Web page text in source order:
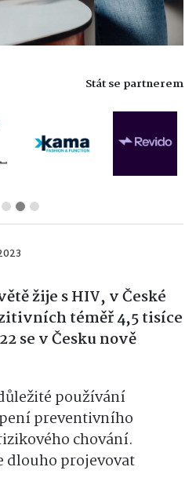
Stát se partnerem
žije s HIV, v České
téměř 4,5 tisíce
se v Česku nově
používání
preventivního
chování.
dlouho projevovat